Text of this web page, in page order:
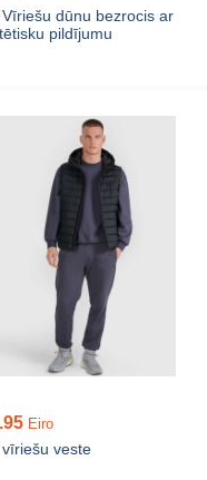
dūnu bezrocis ar
pildījumu
Eiro
veste